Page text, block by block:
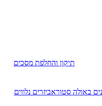
תיקון והחלפת מסכים
אביזרים נלווים